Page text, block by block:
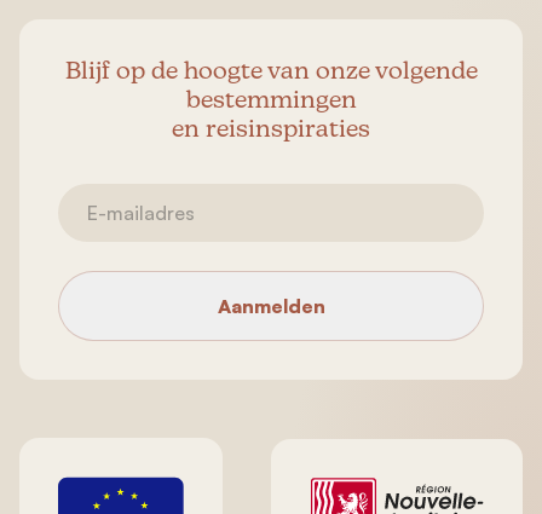
Blijf op de hoogte van onze volgende
bestemmingen
en reisinspiraties
Aanmelden